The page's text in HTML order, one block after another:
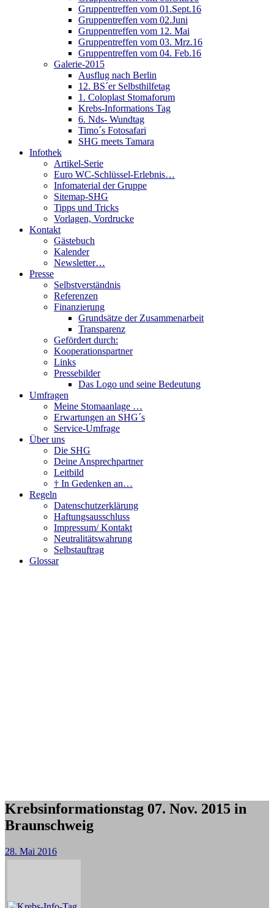
Gruppentreffen vom 01.Sept.16
Gruppentreffen vom 02.Juni
Gruppentreffen vom 12. Mai
Gruppentreffen vom 03. Mrz.16
Gruppentreffen vom 04. Feb.16
Galerie-2015
Ausflug nach Berlin
12. BS´er Selbsthilfetag
1. Coloplast Stomaforum
Krebs-Informations Tag
6. Nds- Wundtag
Timo´s Fotosafari
SHG meets Tamara
Infothek
Artikel-Serie
Euro WC-Schlüssel-Erlebnis…
Infomaterial der Gruppe
Sitemap-SHG
Tipps und Tricks
Vorlagen, Vordrucke
Kontakt
Gästebuch
Kalender
Newsletter…
Presse
Selbstverständnis
Referenzen
Finanzierung
Grundsätze der Zusammenarbeit
Transparenz
Gefördert durch:
Kooperationspartner
Links
Pressebilder
Das Logo und seine Bedeutung
Umfragen
Meine Stomaanlage …
Erwartungen an SHG´s
Service-Umfrage
Über uns
Die SHG
Deine Ansprechpartner
Leitbild
† In Gedenken an…
Regeln
Datenschutzerklärung
Haftungsausschluss
Impressum/ Kontakt
Neutralitätswahrung
Selbstauftrag
Glossar
Krebsinformationstag 07. Nov. 2015 in
Braunschweig
28. Mai 2016